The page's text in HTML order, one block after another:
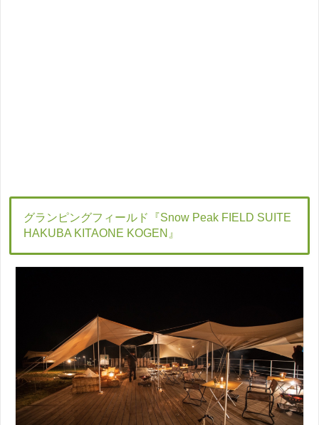
グランピングフィールド『Snow Peak FIELD SUITE
HAKUBA KITAONE KOGEN』